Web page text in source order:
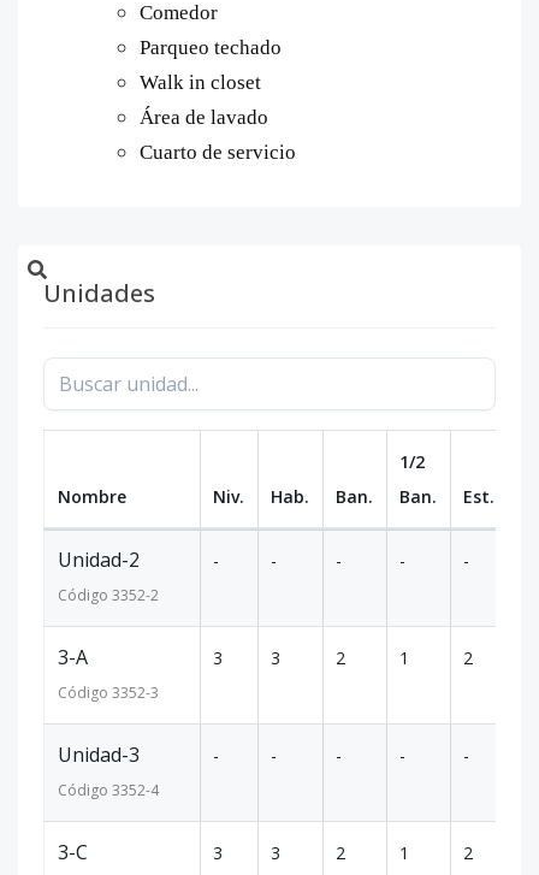
Comedor
Parqueo techado
Walk in closet
Área de lavado
Cuarto de servicio
Unidades
Nombre Niv. Hab. Ban.
1/2
Ban.
Est.
Unidad-2
Código 3352-2
- - - - -
3-A
Código 3352-3
3 3 2 1 2
Unidad-3
Código 3352-4
- - - - -
3-C 3 3 2 1 2